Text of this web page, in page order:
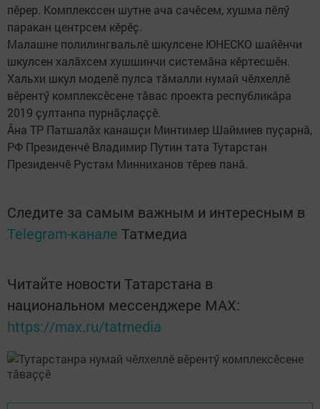
пӗрер. Комплекссен шутне ача сачӗсем, хушма пĕлӳ
паракан центрсем кӗрӗҫ.
Малашне полилингвальлӗ шкулсене ЮНЕСКО шайӗнчи
шкулсен халӑхсем хушшинчи системӑна кӗртесшӗн.
Хальхи шкул моделӗ пулса тӑмалли нумай чӗлхеллӗ
вӗрентӳ комплексӗсене тӑвас проекта республикӑра
2019 ҫултанпа пурнӑҫлаҫҫӗ.
Ӑна ТР Патшалӑх канашҫи Минтимер Шаймиев пуҫарнӑ,
РФ Президенчӗ Владимир Путин тата Тутарстан
Президенчӗ Рустам Минниханов тӗрев панӑ.
Следите за самым важным и интересным в
Telegram-канале Татмедиа
Читайте новости Татарстана в
национальном мессенджере MАХ:
https://max.ru/tatmedia